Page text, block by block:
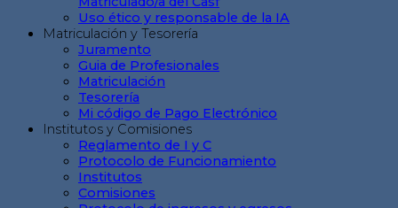
Uso ético y responsable de la IA
Matriculación y Tesorería
Juramento
Guia de Profesionales
Matriculación
Tesorería
Mi código de Pago Electrónico
Institutos y Comisiones
Reglamento de I y C
Protocolo de Funcionamiento
Institutos
Comisiones